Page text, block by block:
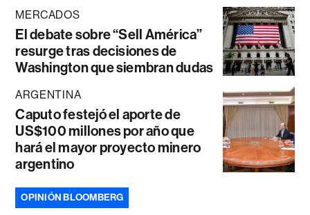
MERCADOS
El debate sobre “Sell América”
resurge tras decisiones de
Washington que siembran dudas
ARGENTINA
Caputo festejó el aporte de
US$100 millones por año que
hará el mayor proyecto minero
argentino
OPINIÓN BLOOMBERG